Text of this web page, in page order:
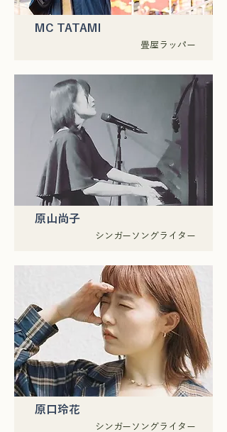
MC TATAMI
畳屋ラッパー
原山尚子
シンガーソングライター
原口玲花
シンガーソングライター